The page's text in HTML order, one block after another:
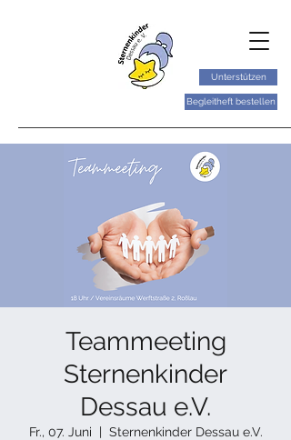
Unterstützen
Begleitheft bestellen
Teammeeting
Sternenkinder
Dessau e.V.
Fr., 07. Juni
  |
Sternenkinder Dessau e.V.